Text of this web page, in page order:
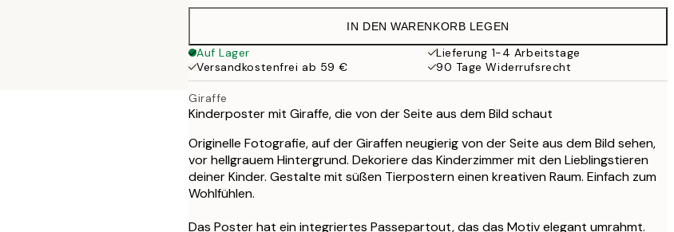
21,95 €
IN DEN WARENKORB LEGEN
Auf Lager
Lieferung 1-4 Arbeitstage
Versandkostenfrei ab 59 €
90 Tage Widerrufsrecht
Giraffe
Kinderposter mit Giraffe, die von der Seite aus dem Bild schaut
Originelle Fotografie, auf der Giraffen neugierig von der Seite aus dem Bild sehen,
vor hellgrauem Hintergrund. Dekoriere das Kinderzimmer mit den Lieblingstieren
deiner Kinder. Gestalte mit süßen Tierpostern einen kreativen Raum. Einfach zum
Wohlfühlen.
Das Poster hat ein integriertes Passepartout, das das Motiv elegant umrahmt.